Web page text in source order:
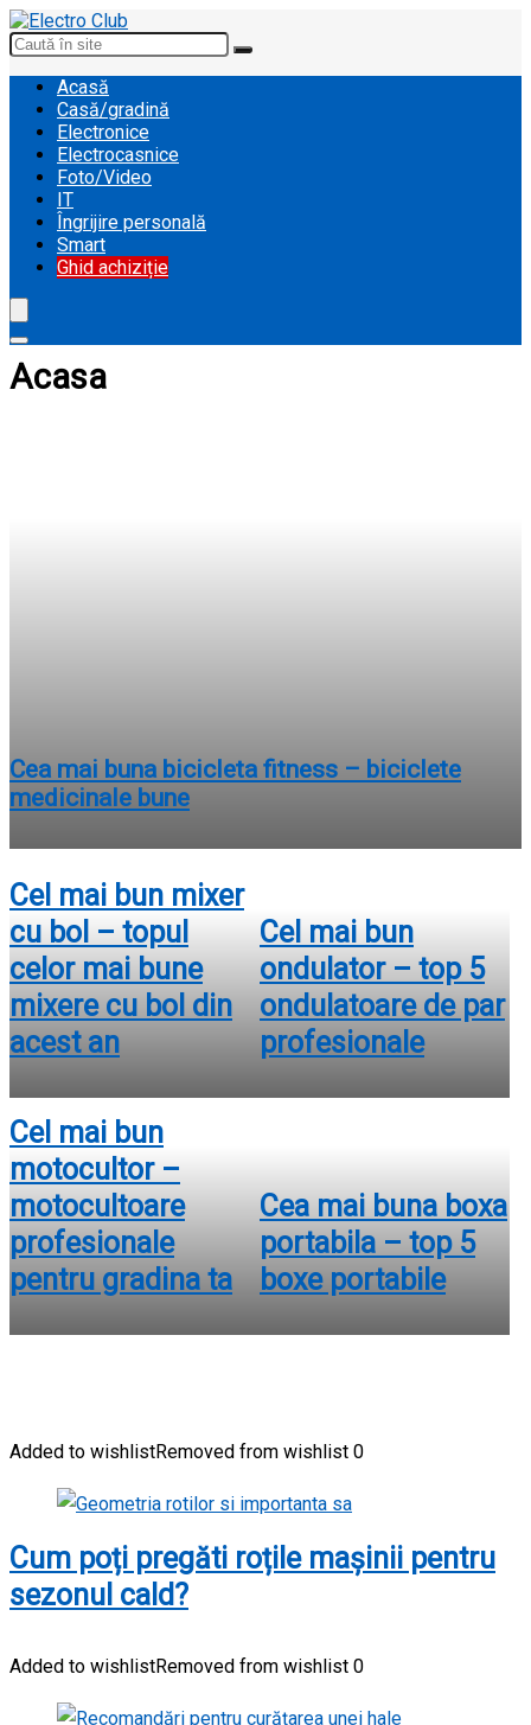
Acasă
Casă/gradină
Electronice
Electrocasnice
Foto/Video
IT
Îngrijire personală
Smart
Ghid achiziție
Acasa
Cea mai buna bicicleta fitness – biciclete
medicinale bune
Cel mai bun mixer
cu bol – topul
celor mai bune
mixere cu bol din
acest an
Cel mai bun
ondulator – top 5
ondulatoare de par
profesionale
Cel mai bun
motocultor –
motocultoare
profesionale
pentru gradina ta
Cea mai buna boxa
portabila – top 5
boxe portabile
Added to wishlistRemoved from wishlist 0
Cum poți pregăti roțile mașinii pentru
sezonul cald?
Added to wishlistRemoved from wishlist 0